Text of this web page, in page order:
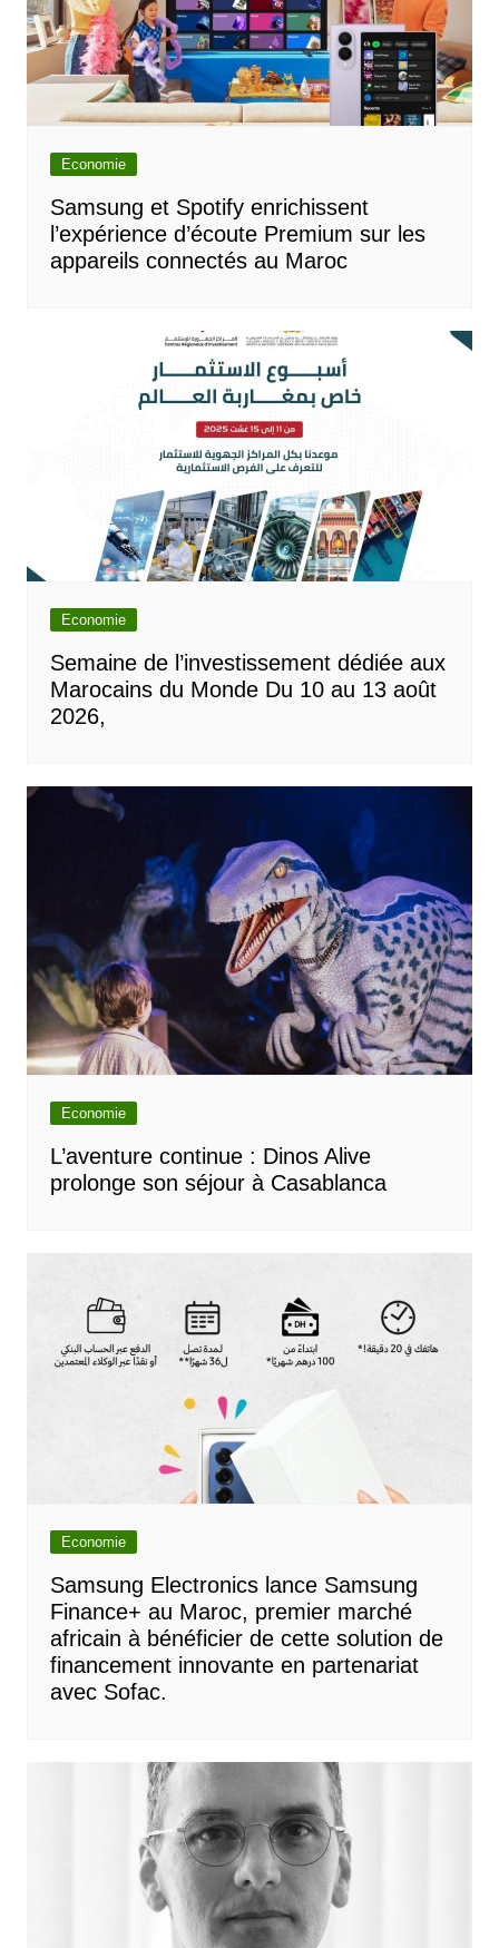
Economie
Samsung et Spotify enrichissent
l’expérience d’écoute Premium sur les
appareils connectés au Maroc
Economie
Semaine de l’investissement dédiée aux
Marocains du Monde Du 10 au 13 août
2026,
Economie
L’aventure continue : Dinos Alive
prolonge son séjour à Casablanca
Economie
Samsung Electronics lance Samsung
Finance+ au Maroc, premier marché
africain à bénéficier de cette solution de
financement innovante en partenariat
avec Sofac.